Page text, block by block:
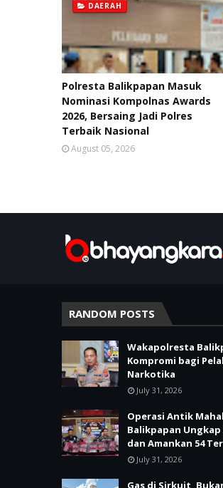
DAERAH
Polresta Balikpapan Masuk
Nominasi Kompolnas Awards
2026, Bersaing Jadi Polres
Terbaik Nasional
August 05, 2026
RANDOM POSTS
Wakapolresta
Kompromi bagi
Narkotika
July 31, 2026
Operasi Antik
Balikpapan Ungkap
dan Amankan 54
July 31, 2026
Gas di Sirkuit,